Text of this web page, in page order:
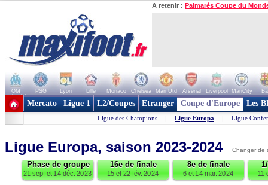
A retenir : Palmarès Coupe du
OM PSG Lyon Lille Monaco Chelsea Man Utd Arsenal Liverpool ManCity
+ de clubs
Mercato Ligue 1 L2/Coupes Etranger Coupe d'Europe Les
Ligue des Champions | Ligue Europa | Ligue
Ligue Europa, saison 2023-2024 Changer de
Phase de groupe
21 sep. et 14 déc. 2023
16e de finale
15 et 22 fév. 2024
8e de finale
6 et 14 mar. 2024 11